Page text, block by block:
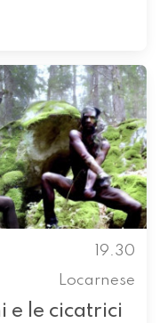
19.30
Locarnese
e le cicatrici